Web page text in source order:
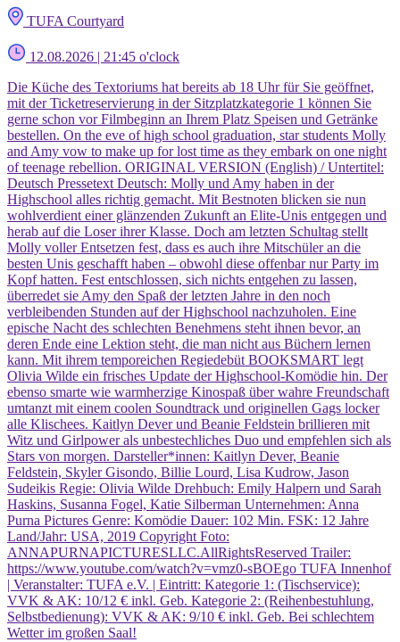
TUFA Courtyard
12.08.2026 | 21:45 o'clock
Die Küche des Textoriums hat bereits ab 18 Uhr für Sie geöffnet,
mit der Ticketreservierung in der Sitzplatzkategorie 1 können Sie
gerne schon vor Filmbeginn an Ihrem Platz Speisen und Getränke
bestellen. On the eve of high school graduation, star students Molly
and Amy vow to make up for lost time as they embark on one night
of teenage rebellion. ORIGINAL VERSION (English) / Untertitel:
Deutsch Pressetext Deutsch: Molly und Amy haben in der
Highschool alles richtig gemacht. Mit Bestnoten blicken sie nun
wohlverdient einer glänzenden Zukunft an Elite-Unis entgegen und
herab auf die Loser ihrer Klasse. Doch am letzten Schultag stellt
Molly voller Entsetzen fest, dass es auch ihre Mitschüler an die
besten Unis geschafft haben – obwohl diese offenbar nur Party im
Kopf hatten. Fest entschlossen, sich nichts entgehen zu lassen,
überredet sie Amy den Spaß der letzten Jahre in den noch
verbleibenden Stunden auf der Highschool nachzuholen. Eine
epische Nacht des schlechten Benehmens steht ihnen bevor, an
deren Ende eine Lektion steht, die man nicht aus Büchern lernen
kann. Mit ihrem temporeichen Regiedebüt BOOKSMART legt
Olivia Wilde ein frisches Update der Highschool-Komödie hin. Der
ebenso smarte wie warmherzige Kinospaß über wahre Freundschaft
umtanzt mit einem coolen Soundtrack und originellen Gags locker
alle Klischees. Kaitlyn Dever und Beanie Feldstein brillieren mit
Witz und Girlpower als unbestechliches Duo und empfehlen sich als
Stars von morgen. Darsteller*innen: Kaitlyn Dever, Beanie
Feldstein, Skyler Gisondo, Billie Lourd, Lisa Kudrow, Jason
Sudeikis Regie: Olivia Wilde Drehbuch: Emily Halpern und Sarah
Haskins, Susanna Fogel, Katie Silberman Unternehmen: Anna
Purna Pictures Genre: Komödie Dauer: 102 Min. FSK: 12 Jahre
Land/Jahr: USA, 2019 Copyright Foto:
ANNAPURNAPICTURESLLC.AllRightsReserved Trailer:
https://www.youtube.com/watch?v=vmz0-sBOEgo TUFA Innenhof
| Veranstalter: TUFA e.V. | Eintritt: Kategorie 1: (Tischservice):
VVK & AK: 10/12 € inkl. Geb. Kategorie 2: (Reihenbestuhlung,
Selbstbedienung): VVK & AK: 9/10 € inkl. Geb. Bei schlechtem
Wetter im großen Saal!